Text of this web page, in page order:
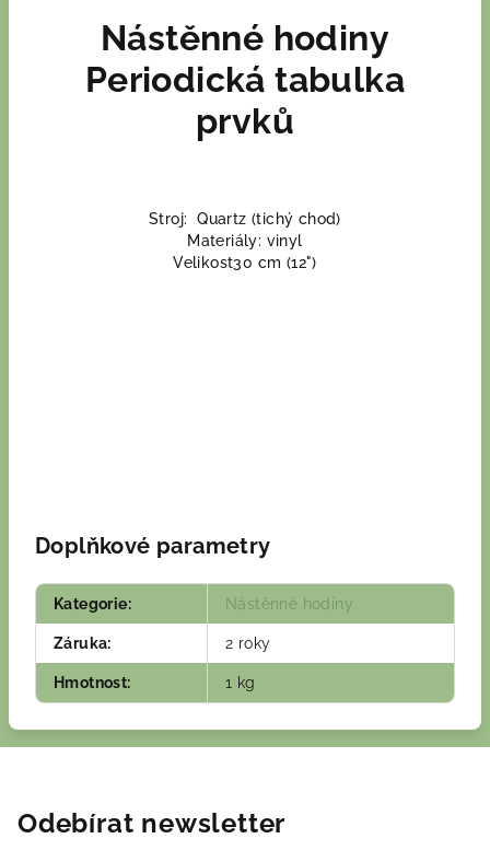
Nástěnné hodiny
Periodická tabulka
prvků
Stroj: Quartz (tichý chod)
Materiály: vinyl
Velikost30 cm (12")
Doplňkové parametry
Kategorie: Nástěnné hodiny
Záruka: 2 roky
Hmotnost: 1 kg
Odebírat newsletter